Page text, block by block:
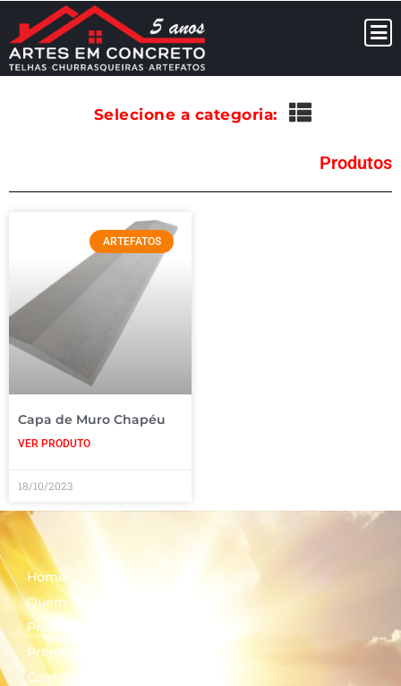
Selecione a categoria:
Produtos
ARTEFATOS
Capa de Muro Chapéu
VER PRODUTO
18/10/2023
Home
Quem Somos
Produtos
Projetos
Contato